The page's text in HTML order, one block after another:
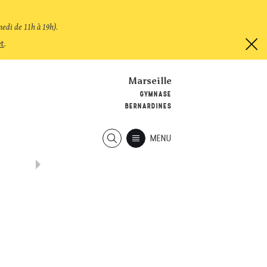
de 11h à 19h).
.
Marseille
GYMNASE
BERNARDINES
MENU